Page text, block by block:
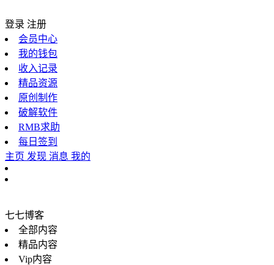
登录 注册
会员中心
我的钱包
收入记录
精品资源
原创制作
破解软件
RMB求助
每日签到
主页 发现 消息 我的
七七博客
全部内容
精品内容
Vip内容